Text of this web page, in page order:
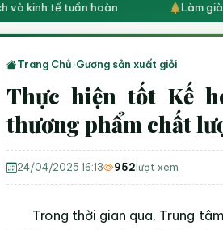
kinh tế tuần hoàn Làm giàu
Trang Chủ›Gương sản xuất giỏi
Thực hiện tốt Kế
thương phẩm chất
24/04/2025 16:13 952 lượt xem
Trong thời gian qua, Trung